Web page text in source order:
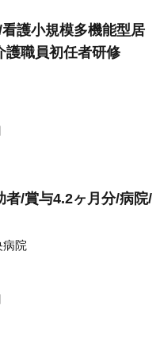
護小規模多機能型居
護職員初任者研修
者/賞与4.2ヶ月分/病院/
病院